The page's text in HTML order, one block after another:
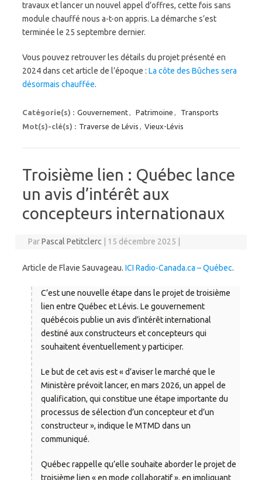
travaux et lancer un nouvel appel d’offres, cette fois sans
module chauffé nous a-t-on appris. La démarche s’est
terminée le 25 septembre dernier.
Vous pouvez retrouver les détails du projet présenté en
2024 dans cet article de l’époque : La côte des Bûches sera
désormais chauffée.
Catégorie(s) : Gouvernement, Patrimoine ,
Transports
Mot(s)-clé(s) : Traverse de Lévis , Vieux-Lévis
Troisième lien : Québec lance
un avis d’intérêt aux
concepteurs internationaux
ParPascal Petitclerc 15 décembre 2025
Article de Flavie Sauvageau. ICI Radio-Canada.ca – Québec.
C’est une nouvelle étape dans le projet de troisième
lien entre Québec et Lévis. Le gouvernement
québécois publie un avis d’intérêt international
destiné aux constructeurs et concepteurs qui
souhaitent éventuellement y participer.
Le but de cet avis est « d’aviser le marché que le
Ministère prévoit lancer, en mars 2026, un appel de
qualification, qui constitue une étape importante du
processus de sélection d’un concepteur et d’un
constructeur », indique le MTMD dans un
communiqué.
Québec rappelle qu’elle souhaite aborder le projet de
troisième lien « en mode collaboratif », en impliquant